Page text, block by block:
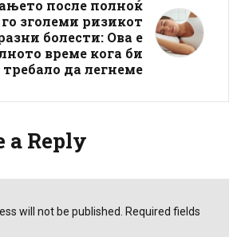
после полноќ
зголеми ризикот
болести: Ова е
време кога би
требало да легнеме
a Reply
will not be published. Required fields